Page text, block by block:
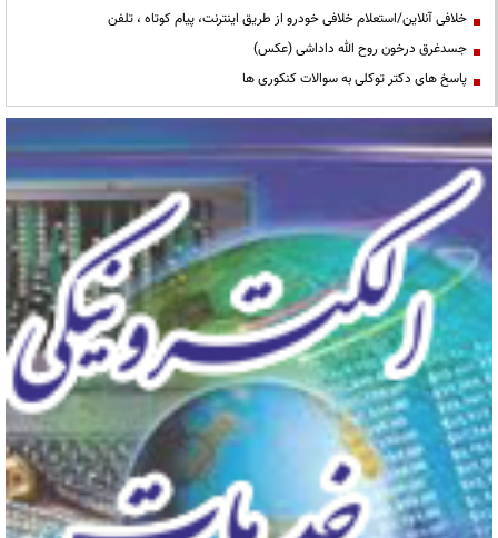
خلافی آنلاین/استعلام خلافی خودرو از طریق اینترنت، پیام کوتاه ، تلفن
جسدغرق درخون روح الله داداشی (عکس)
پاسخ های دکتر توکلی به سوالات کنکوری ها